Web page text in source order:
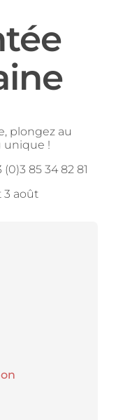
plongez au
unique !
85 34 82 81
3 août